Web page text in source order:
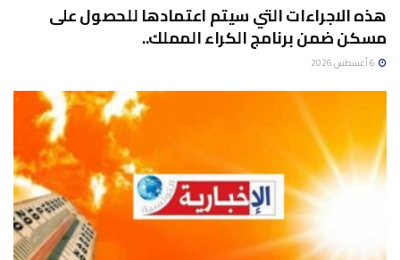
هذه الاجراءات التي سيتم اعتمادها للحصول على
مسكن ضمن برنامج الكراء المملك..
6 أغسطس 2026